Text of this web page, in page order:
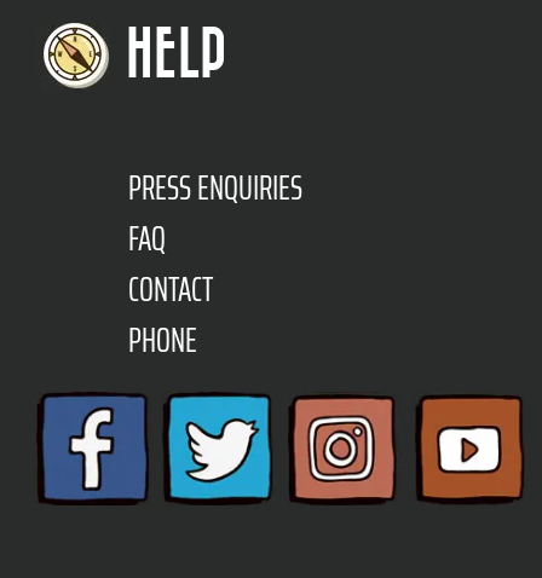
HELP
PRESS ENQUIRIES
FAQ
CONTACT
PHONE